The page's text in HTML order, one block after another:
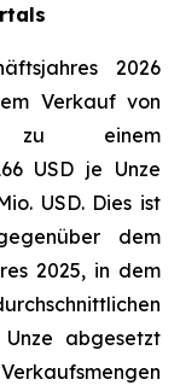
2026
Verkauf von
zu einem
USD je Unze
USD. Dies ist
dem
2025, in dem
abgesetzt